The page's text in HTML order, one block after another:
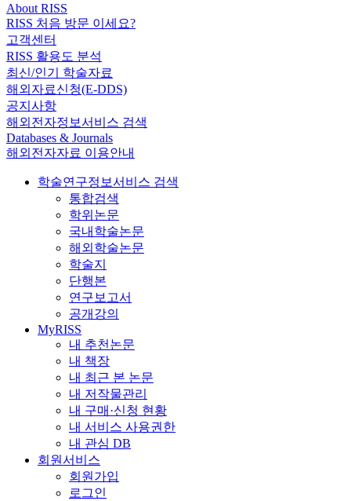
About RISS
RISS 처음 방문 이세요?
고객센터
RISS 활용도 분석
최신/인기 학술자료
해외자료신청(E-DDS)
공지사항
해외전자정보서비스 검색
Databases & Journals
해외전자자료 이용안내
학술연구정보서비스 검색
통합검색
학위논문
국내학술논문
해외학술논문
학술지
단행본
연구보고서
공개강의
MyRISS
내 추천논문
내 책장
내 최근 본 논문
내 저작물관리
내 구매·신청 현황
내 서비스 사용권한
내 관심 DB
회원서비스
회원가입
로그인